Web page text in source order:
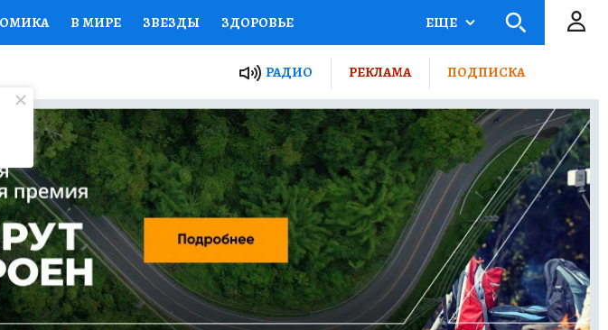
В МИРЕ ЗВЕЗДЫ ЗДОРОВЬЕ
НАЦИОНАЛЬНЫЕ ПРОЕКТЫ РОССИИ
СЕМЬЯ ЖЕНСКИЕ СЕКРЕТЫ ПУТЕВОДИТЕЛЬ
СПЕЦПРОЕКТЫ ДЕФИЦИТ ЖЕЛЕЗА ТУРИЗМ
РАБОТА У НАС ГИД ПОТРЕБИТЕЛЯ ВСЕ О КП
ЕЩЕ
РАДИО РЕКЛАМА ПОДПИСКА